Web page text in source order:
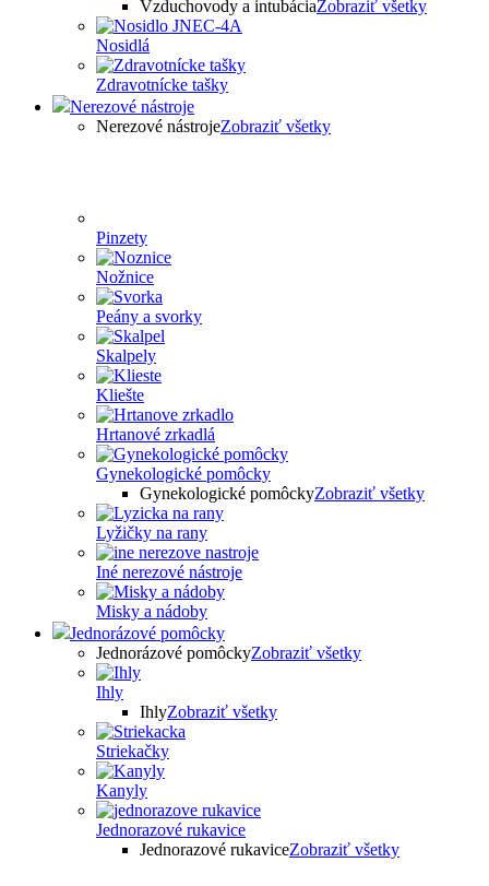
Vzduchovody a intubáciaZobraziť všetky
Nosidlá
Zdravotnícke tašky
Nerezové nástroje
Nerezové nástrojeZobraziť všetky
Pinzety
Nožnice
Peány a svorky
Skalpely
Kliešte
Hrtanové zrkadlá
Gynekologické pomôcky
Gynekologické pomôckyZobraziť všetky
Lyžičky na rany
Iné nerezové nástroje
Misky a nádoby
Jednorázové pomôcky
Jednorázové pomôckyZobraziť všetky
Ihly
IhlyZobraziť všetky
Striekačky
Kanyly
Jednorazové rukavice
Jednorazové rukaviceZobraziť všetky